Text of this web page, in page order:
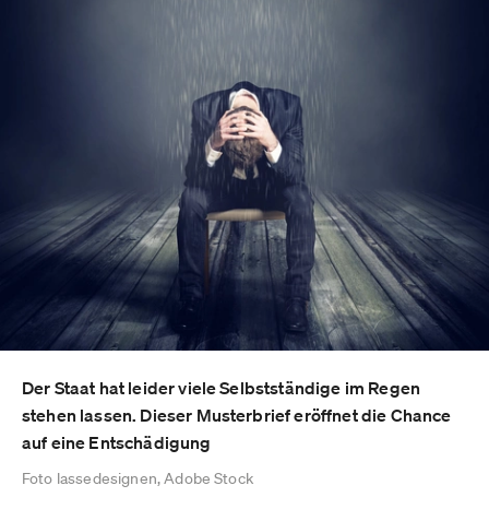
Der Staat hat leider viele Selbstständige im Regen
stehen lassen. Dieser Musterbrief eröffnet die Chance
auf eine Entschädigung
Foto lassedesignen, Adobe Stock